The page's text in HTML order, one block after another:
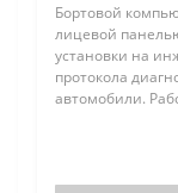
Бортовой
лицевой
установки на
протокола
автомобили.